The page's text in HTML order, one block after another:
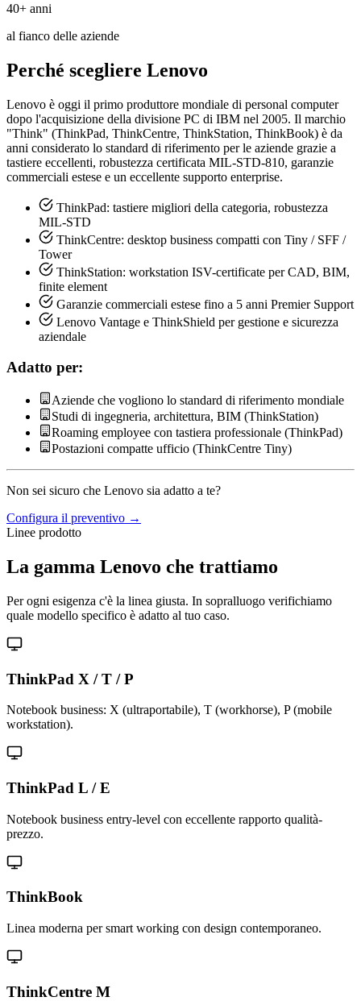
40+ anni
al fianco delle aziende
Perché scegliere Lenovo
Lenovo è oggi il primo produttore mondiale di personal computer
dopo l'acquisizione della divisione PC di IBM nel 2005. Il marchio
"Think" (ThinkPad, ThinkCentre, ThinkStation, ThinkBook) è da
anni considerato lo standard di riferimento per le aziende grazie a
tastiere eccellenti, robustezza certificata MIL-STD-810, garanzie
commerciali estese e un eccellente supporto enterprise.
ThinkPad: tastiere migliori della categoria, robustezza
MIL-STD
ThinkCentre: desktop business compatti con Tiny / SFF /
Tower
ThinkStation: workstation ISV-certificate per CAD, BIM,
finite element
Garanzie commerciali estese fino a 5 anni Premier Support
Lenovo Vantage e ThinkShield per gestione e sicurezza
aziendale
Adatto per:
Aziende che vogliono lo standard di riferimento mondiale
Studi di ingegneria, architettura, BIM (ThinkStation)
Roaming employee con tastiera professionale (ThinkPad)
Postazioni compatte ufficio (ThinkCentre Tiny)
Non sei sicuro che Lenovo sia adatto a te?
Configura il preventivo →
Linee prodotto
La gamma Lenovo che trattiamo
Per ogni esigenza c'è la linea giusta. In sopralluogo verifichiamo
quale modello specifico è adatto al tuo caso.
ThinkPad X / T / P
Notebook business: X (ultraportabile), T (workhorse), P (mobile
workstation).
ThinkPad L / E
Notebook business entry-level con eccellente rapporto qualità-
prezzo.
ThinkBook
Linea moderna per smart working con design contemporaneo.
ThinkCentre M